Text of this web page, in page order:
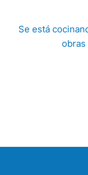
Se está
obras